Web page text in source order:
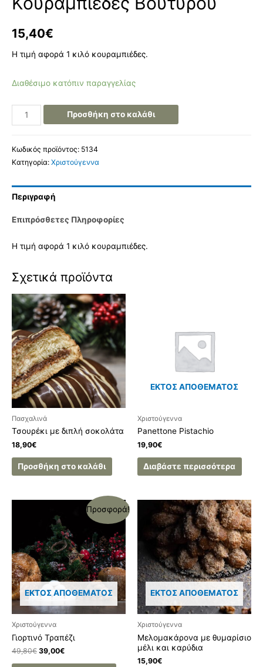
15,40€
Η τιμή αφορά 1 κιλό κουραμπιέδες.
Διαθέσιμο κατόπιν παραγγελίας
Προσθήκη στο καλάθι
Κωδικός προϊόντος: 5134
Κατηγορία: Χριστούγεννα
Περιγραφή
Επιπρόσθετες Πληροφορίες
Η τιμή αφορά 1 κιλό κουραμπιέδες.
Σχετικά προϊόντα
Πασχαλινά
Τσουρέκι με διπλή σοκολάτα
18,90€
Προσθήκη στο καλάθι
ΕΚΤΌΣ ΑΠΟΘΈΜΑΤΟΣ
Χριστούγεννα
Panettone Pistachio
19,90€
Διαβάστε περισσότερα
Προσφορά!
ΕΚΤΌΣ ΑΠΟΘΈΜΑΤΟΣ
Χριστούγεννα
Γιορτινό Τραπέζι
49,80€ 39,00€
ΕΚΤΌΣ ΑΠΟΘΈΜΑΤΟΣ
Χριστούγεννα
Μελομακάρονα με θυμαρίσιο
μέλι και καρύδια
15,90€